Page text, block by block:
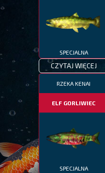
SPECJALNA
CZYTAJ WIĘCEJ
RZEKA KENAI
ELF GORLIWIEC
SPECJALNA